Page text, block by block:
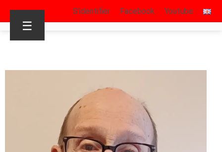
S’identifier Facebook Youtube
☰